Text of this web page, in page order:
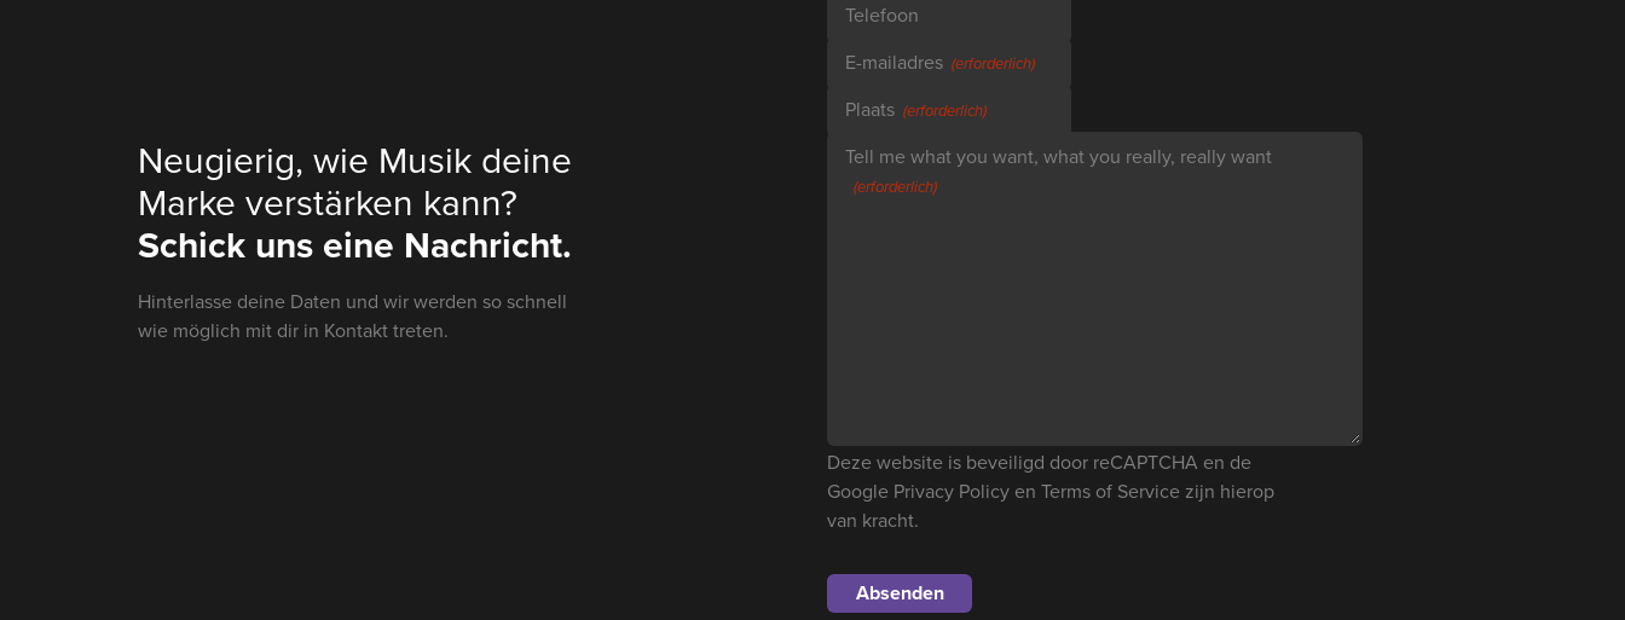
Neugierig, wie Musik deine
Marke verstärken kann?
Schick uns eine Nachricht.
Hinterlasse deine Daten und wir werden so schnell
wie möglich mit dir in Kontakt treten.
Telefoon
E-mailadres (erforderlich)
Plaats (erforderlich)
Tell me what you want, what you really, really want
(erforderlich)
Deze website is beveiligd door reCAPTCHA en de
Google Privacy Policy en Terms of Service zijn hierop
van kracht.